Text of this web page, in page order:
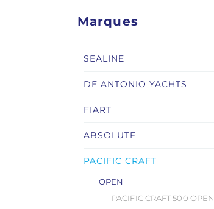
Marques
SEALINE
DE ANTONIO YACHTS
FIART
ABSOLUTE
PACIFIC CRAFT
OPEN
PACIFIC CRAFT 500 OPEN